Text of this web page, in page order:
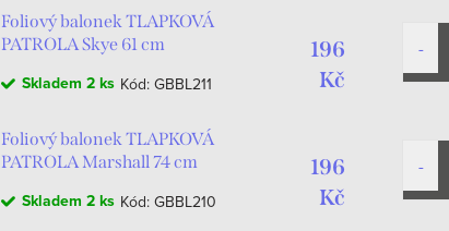
Foliový balonek TLAPKOVÁ
PATROLA Skye 61 cm
Skladem 2 ks Kód: GBBL211
196
Kč
Foliový balonek TLAPKOVÁ
PATROLA Marshall 74 cm
Skladem 2 ks Kód: GBBL210
196
Kč